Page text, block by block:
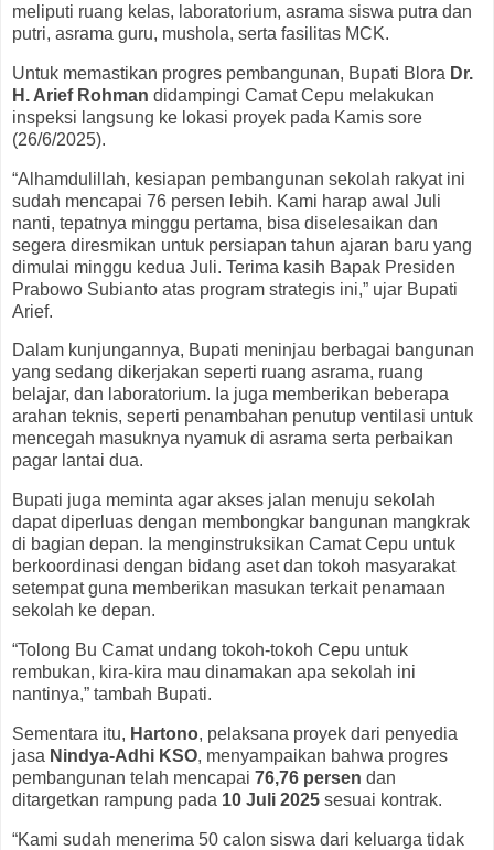
meliputi ruang kelas, laboratorium, asrama siswa putra dan
putri, asrama guru, mushola, serta fasilitas MCK.
Untuk memastikan progres pembangunan, Bupati Blora Dr.
H. Arief Rohman didampingi Camat Cepu melakukan
inspeksi langsung ke lokasi proyek pada Kamis sore
(26/6/2025).
“Alhamdulillah, kesiapan pembangunan sekolah rakyat ini
sudah mencapai 76 persen lebih. Kami harap awal Juli
nanti, tepatnya minggu pertama, bisa diselesaikan dan
segera diresmikan untuk persiapan tahun ajaran baru yang
dimulai minggu kedua Juli. Terima kasih Bapak Presiden
Prabowo Subianto atas program strategis ini,” ujar Bupati
Arief.
Dalam kunjungannya, Bupati meninjau berbagai bangunan
yang sedang dikerjakan seperti ruang asrama, ruang
belajar, dan laboratorium. Ia juga memberikan beberapa
arahan teknis, seperti penambahan penutup ventilasi untuk
mencegah masuknya nyamuk di asrama serta perbaikan
pagar lantai dua.
Bupati juga meminta agar akses jalan menuju sekolah
dapat diperluas dengan membongkar bangunan mangkrak
di bagian depan. Ia menginstruksikan Camat Cepu untuk
berkoordinasi dengan bidang aset dan tokoh masyarakat
setempat guna memberikan masukan terkait penamaan
sekolah ke depan.
“Tolong Bu Camat undang tokoh-tokoh Cepu untuk
rembukan, kira-kira mau dinamakan apa sekolah ini
nantinya,” tambah Bupati.
Sementara itu, Hartono, pelaksana proyek dari penyedia
jasa Nindya-Adhi KSO, menyampaikan bahwa progres
pembangunan telah mencapai 76,76 persen dan
ditargetkan rampung pada 10 Juli 2025 sesuai kontrak.
“Kami sudah menerima 50 calon siswa dari keluarga tidak